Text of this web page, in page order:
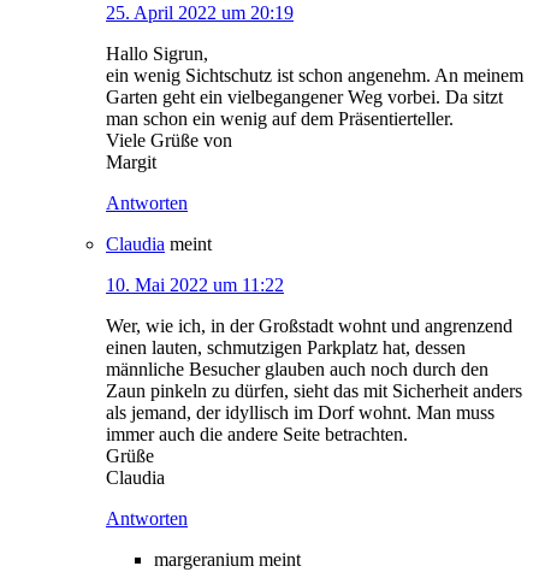
25. April 2022 um 20:19
Hallo Sigrun,
ein wenig Sichtschutz ist schon angenehm. An meinem
Garten geht ein vielbegangener Weg vorbei. Da sitzt
man schon ein wenig auf dem Präsentierteller.
Viele Grüße von
Margit
Antworten
Claudia meint
10. Mai 2022 um 11:22
Wer, wie ich, in der Großstadt wohnt und angrenzend
einen lauten, schmutzigen Parkplatz hat, dessen
männliche Besucher glauben auch noch durch den
Zaun pinkeln zu dürfen, sieht das mit Sicherheit anders
als jemand, der idyllisch im Dorf wohnt. Man muss
immer auch die andere Seite betrachten.
Grüße
Claudia
Antworten
margeranium meint